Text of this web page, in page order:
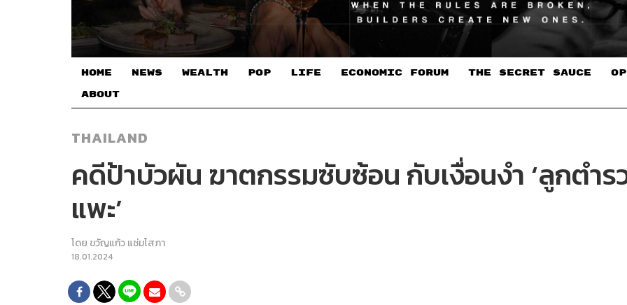
HOME NEWS WEALTH POP LIFE ECONOMIC FORUM THE SECRET SAUCE​
ABOUT
THAILAND
คดีป้าบัวผัน ฆาตกรรมซับซ้อน กับเงื่อนงำ ‘ลูกตำ
แพะ’
โดย ขวัญแก้ว แช่มโสภา
18.01.2024